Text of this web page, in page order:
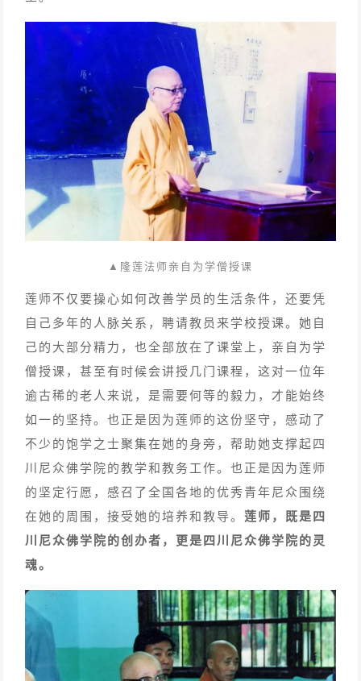
▲隆莲法师亲自为学僧授课
莲师不仅要操心如何改善学员的生活条件，还要凭
自己多年的人脉关系，聘请教员来学校授课。她自
己的大部分精力，也全部放在了课堂上，亲自为学
僧授课，甚至有时候会讲授几门课程，这对一位年
逾古稀的老人来说，是需要何等的毅力，才能始终
如一的坚持。也正是因为莲师的这份坚守，感动了
不少的饱学之士聚集在她的身旁，帮助她支撑起四
川尼众佛学院的教学和教务工作。也正是因为莲师
的坚定行愿，感召了全国各地的优秀青年尼众围绕
在她的周围，接受她的培养和教导。莲师，既是四
川尼众佛学院的创办者，更是四川尼众佛学院的灵
魂。